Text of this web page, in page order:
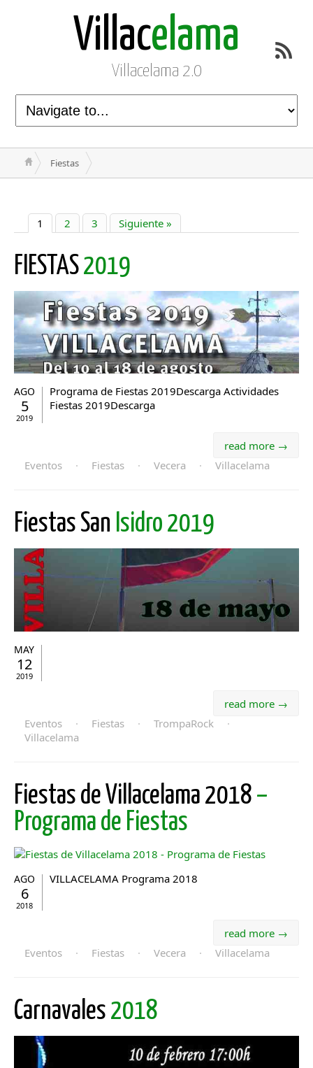
Villacelama
Villacelama 2.0
Fiestas
1 2 3 Siguiente »
FIESTAS2019
AGO
5
2019
Programa de Fiestas 2019Descarga Actividades
Fiestas 2019Descarga
read more →
Eventos
· Fiestas · Vecera · Villacelama
Fiestas San Isidro 2019
MAY
12
2019
read more →
Eventos
· Fiestas · TrompaRock
·
Villacelama
Fiestas de Villacelama 2018 –
Programa de Fiestas
AGO
6
2018
VILLACELAMA Programa 2018
read more →
Eventos
· Fiestas · Vecera · Villacelama
Carnavales 2018